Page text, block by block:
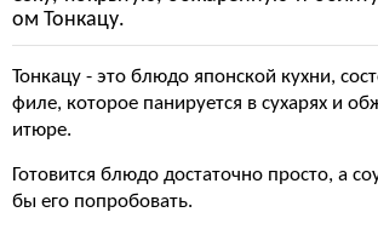
ом Тонкацу.
Тонкацу - это блюдо японской кухни,
филе, которое панируется в сухарях и
итюре.
Готовится блюдо достаточно просто, а
бы его попробовать.